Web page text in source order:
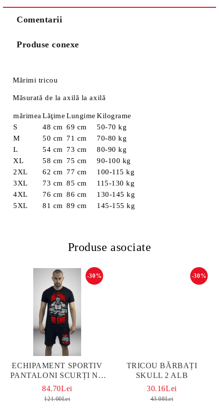
Comentarii
Produse conexe
Mărimi tricou
Măsurată de la axilă la axilă
mărimea Lăţime Lungime Kilograme
S
48 cm 69 cm
50-70 kg
M
50 cm 71 cm
70-80 kg
L
54 cm 73 cm
80-90 kg
XL
58 cm 75 cm
90-100 kg
2XL
62 cm 77 cm
100-115 kg
3XL
73 cm 85 cm
115-130 kg
4XL
76 cm 86 cm
130-145 kg
5XL
81 cm 89 cm 145-155 kg
Produse asociate
ЕCHIPAMENT SPORTIV
PANTALONI SCURȚI NO
PAIN NO GAIN NEGRU
-30%
84.70Lei
121.00Lei
TRICOU BĂRBAȚI
SKULL 2 ALB
-30%
30.16Lei
43.08Lei